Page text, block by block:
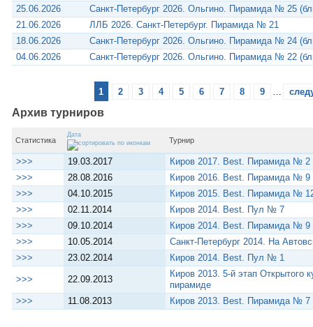
25.06.2026
Санкт-Петербург 2026. Ольгино. Пирамида № 25
21.06.2026
ЛЛБ 2026. Санкт-Петербург. Пирамида № 21
18.06.2026
Санкт-Петербург 2026. Ольгино. Пирамида № 24
04.06.2026
Санкт-Петербург 2026. Ольгино. Пирамида № 22
1 2 3 4 5 6 7 8 9
Архив турниров
Статистика
Дата
Турнир
>>> 19.03.2017
Киров 2017. Best. Пирамида № 2
>>>
28.08.2016
Киров 2016. Best. Пирамида № 9
>>>
04.10.2015
Киров 2015. Best. Пирамида №
>>>
02.11.2014
Киров 2014. Best. Пул № 7
>>>
09.10.2014
Киров 2014. Best. Пирамида №
>>>
10.05.2014
Санкт-Петербург 2014. На
>>>
23.02.2014 Киров 2014. Best. Пул № 1
>>> 22.09.2013
Киров 2013. 5-й этап Открытого
пирамиде
>>>
11.08.2013 Киров 2013. Best. Пирамида № 7